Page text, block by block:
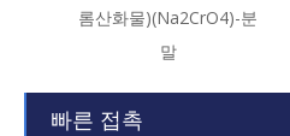
롬산화물)(Na2CrO4)-분
말
빠른 접촉